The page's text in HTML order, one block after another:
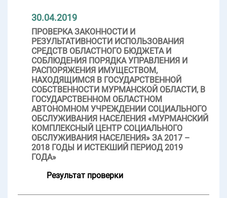
30.04.2019
ПРОВЕРКА ЗАКОННОСТИ И
РЕЗУЛЬТАТИВНОСТИ ИСПОЛЬЗОВАНИЯ
СРЕДСТВ ОБЛАСТНОГО БЮДЖЕТА И
СОБЛЮДЕНИЯ ПОРЯДКА УПРАВЛЕНИЯ И
РАСПОРЯЖЕНИЯ ИМУЩЕСТВОМ,
НАХОДЯЩИМСЯ В ГОСУДАРСТВЕННОЙ
СОБСТВЕННОСТИ МУРМАНСКОЙ ОБЛАСТИ, В
ГОСУДАРСТВЕННОМ ОБЛАСТНОМ
АВТОНОМНОМ УЧРЕЖДЕНИИ СОЦИАЛЬНОГО
ОБСЛУЖИВАНИЯ НАСЕЛЕНИЯ «МУРМАНСКИЙ
КОМПЛЕКСНЫЙ ЦЕНТР СОЦИАЛЬНОГО
ОБСЛУЖИВАНИЯ НАСЕЛЕНИЯ» ЗА 2017 –
2018 ГОДЫ И ИСТЕКШИЙ ПЕРИОД 2019
ГОДА»
Результат проверки